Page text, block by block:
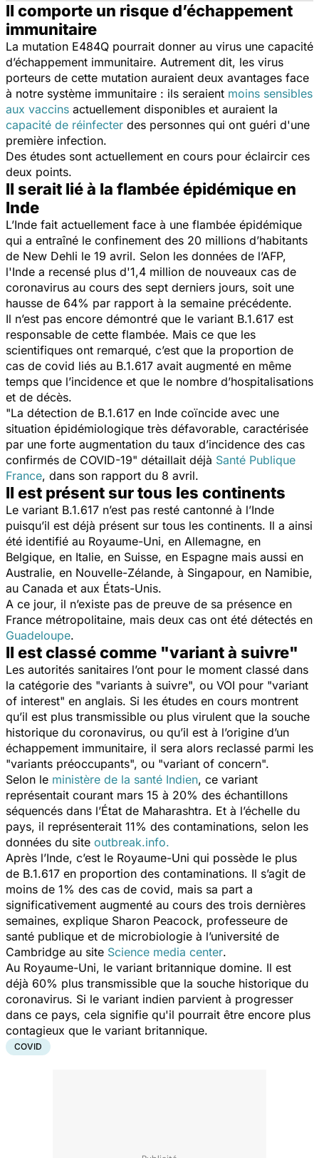
Il comporte un risque d’échappement
immunitaire
La mutation E484Q pourrait donner au virus une capacité
d’échappement immunitaire. Autrement dit, les virus
porteurs de cette mutation auraient deux avantages face
à notre système immunitaire : ils seraient moins sensibles
aux vaccins actuellement disponibles et auraient la
capacité de réinfecter des personnes qui ont guéri d'une
première infection.
Des études sont actuellement en cours pour éclaircir ces
deux points.
Il serait lié à la flambée épidémique en
Inde
L’Inde fait actuellement face à une flambée épidémique
qui a entraîné le confinement des 20 millions d’habitants
de New Dehli le 19 avril. Selon les données de l’AFP,
l'Inde a recensé plus d'1,4 million de nouveaux cas de
coronavirus au cours des sept derniers jours, soit une
hausse de 64% par rapport à la semaine précédente.
Il n’est pas encore démontré que le variant B.1.617 est
responsable de cette flambée. Mais ce que les
scientifiques ont remarqué, c’est que la proportion de
cas de covid liés au B.1.617 avait augmenté en même
temps que l’incidence et que le nombre d’hospitalisations
et de décès.
"La détection de B.1.617 en Inde coïncide avec une
situation épidémiologique très défavorable, caractérisée
par une forte augmentation du taux d’incidence des cas
confirmés de COVID-19" détaillait déjà Santé Publique
France, dans son rapport du 8 avril.
Il est présent sur tous les continents
Le variant B.1.617 n’est pas resté cantonné à l’Inde
puisqu’il est déjà présent sur tous les continents. Il a ainsi
été identifié au Royaume-Uni, en Allemagne, en
Belgique, en Italie, en Suisse, en Espagne mais aussi en
Australie, en Nouvelle-Zélande, à Singapour, en Namibie,
au Canada et aux États-Unis.
A ce jour, il n’existe pas de preuve de sa présence en
France métropolitaine, mais deux cas ont été détectés en
Guadeloupe.
Il est classé comme "variant à suivre"
Les autorités sanitaires l’ont pour le moment classé dans
la catégorie des "variants à suivre", ou VOI pour "variant
of interest" en anglais. Si les études en cours montrent
qu’il est plus transmissible ou plus virulent que la souche
historique du coronavirus, ou qu’il est à l’origine d’un
échappement immunitaire, il sera alors reclassé parmi les
"variants préoccupants", ou "variant of concern".
Selon le ministère de la santé Indien, ce variant
représentait courant mars 15 à 20% des échantillons
séquencés dans l’État de Maharashtra. Et à l’échelle du
pays, il représenterait 11% des contaminations, selon les
données du site outbreak.info.
Après l’Inde, c’est le Royaume-Uni qui possède le plus
de B.1.617 en proportion des contaminations. Il s’agit de
moins de 1% des cas de covid, mais sa part a
significativement augmenté au cours des trois dernières
semaines, explique Sharon Peacock, professeure de
santé publique et de microbiologie à l’université de
Cambridge au site Science media center.
Au Royaume-Uni, le variant britannique domine. Il est
déjà 60% plus transmissible que la souche historique du
coronavirus. Si le variant indien parvient à progresser
dans ce pays, cela signifie qu'il pourrait être encore plus
contagieux que le variant britannique.
COVID